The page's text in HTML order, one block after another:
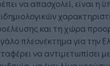
να απασχολεί, είναι η
και τη χώρα
πλεονέκτημα για την
να αντιμετωπίσει